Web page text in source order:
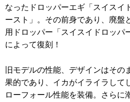
なったドロッパーエギ「スイスイ
ースト」。その前身であり、廃盤
用ドロッパー「スイスイドロッパ
によって復刻！
旧モデルの性能、デザインはその
果的であり、イカがイライラして
ローフォール性能を装備。さらに